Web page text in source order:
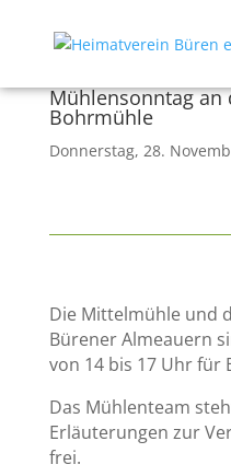
Mühlensonntag
Bohrmühle
Donnerstag, 28.
Die Mittelmühle und
Bürener Almeauern
von 14 bis 17 Uhr für
Das Mühlenteam
Erläuterungen zur
frei.